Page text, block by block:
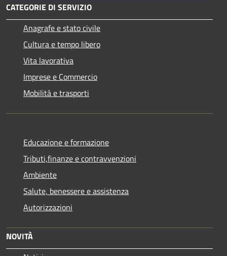
CATEGORIE DI SERVIZIO
Anagrafe e stato civile
Cultura e tempo libero
Vita lavorativa
Imprese e Commercio
Mobilità e trasporti
Educazione e formazione
Tributi,finanze e contravvenzioni
Ambiente
Salute, benessere e assistenza
Autorizzazioni
NOVITÀ